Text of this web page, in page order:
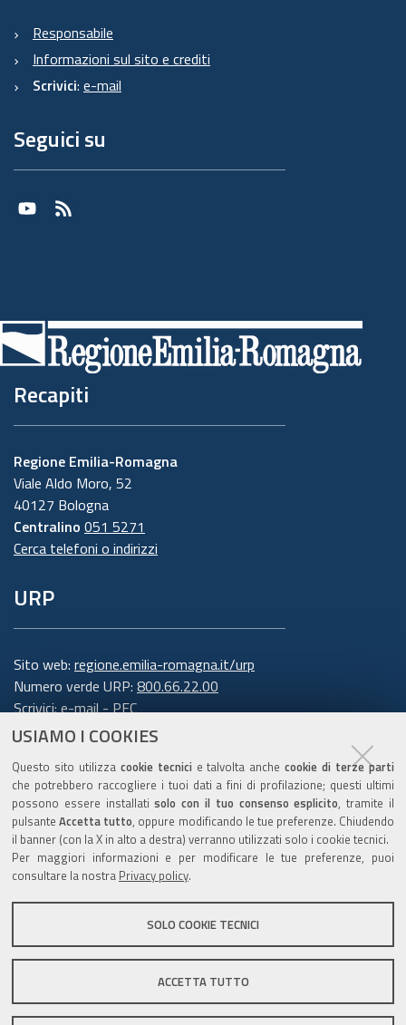
USIAMO I COOKIES
Questo sito utilizza cookie tecnici e talvolta anchecookie di terze parti
che potrebbero raccogliere i tuoi dati a fini di profilazione; questi ultimi
possono essere installatisolo con il tuo consenso esplicito, tramite il
pulsanteAccetta tutto, oppure modificando le tue preferenze. Chiudendo
il banner (con la X in alto a destra) verranno utilizzati solo i cookie tecnici.
Per maggiori informazioni e per modificare le tue preferenze, puoi
consultare la nostra Privacy policy.
SOLO COOKIE TECNICI
ACCETTA TUTTO
Responsabile
Informazioni sul sito e crediti
Scrivici: e-mail
Seguici su
Youtube
RSS
Recapiti
Regione Emilia-Romagna
Viale Aldo Moro, 52
40127 Bologna
Centralino 051 5271
Cerca telefoni o indirizzi
URP
Sito web: regione.emilia-romagna.it/urp
Numero verde URP: 800.66.22.00
Scrivici:e-mail-PEC
Trasparenza
Amministrazione trasparente
Note legali e copyright
Privacy e cookie
Gestisci i cookie
Dichiarazione di accessibilità
C.F. 800.625.903.79